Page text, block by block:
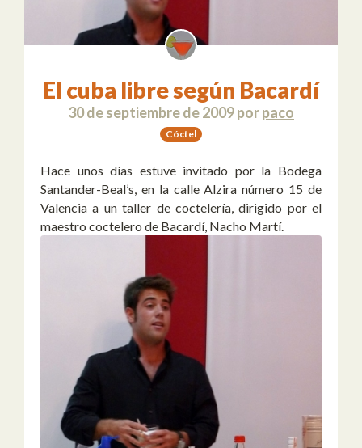
El cuba libre según Bacardí
30 de septiembre de 2009porpaco
Cóctel
Hace unos días estuve invitado por la Bodega
Santander-Beal’s, en la calle Alzira número 15 de
Valencia a un taller de coctelería, dirigido por el
maestro coctelero de Bacardí, Nacho Martí.